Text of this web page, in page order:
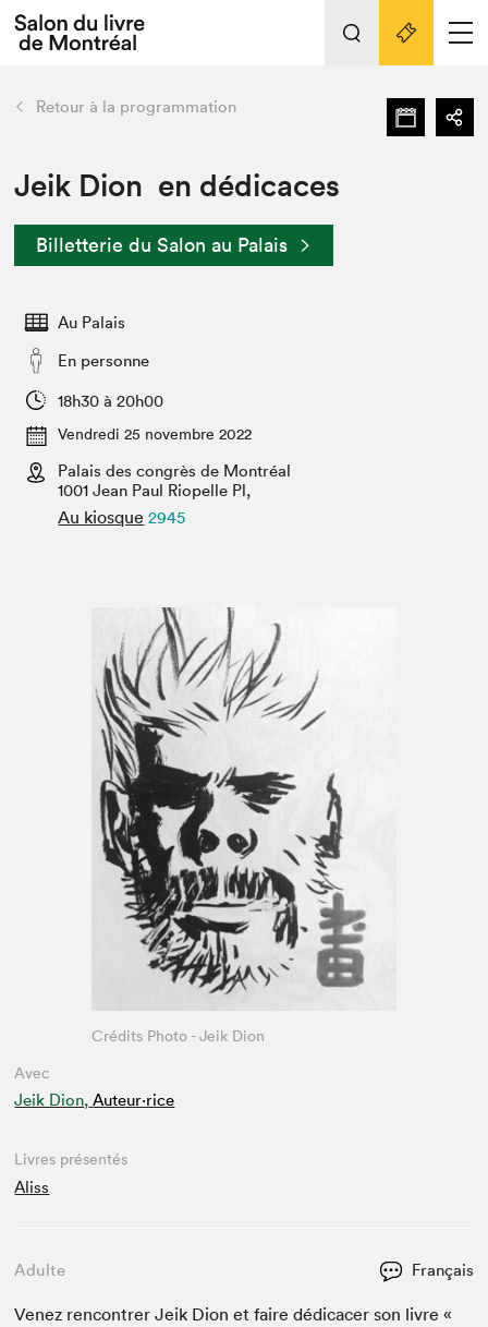
Espace exposant⋅e⋅s
Espace enseignant·e·s
Espace médias
L'événement
Préparer sa visite au Salon
Actualités
SLM PRO
retour Nos activités
Préparer sa visite
Salon dans la ville et en ligne
Projets partenaires
Liens pratiques
Retour à la programmation
Jeik Dion en dédicaces
Billetterie du Salon au Palais
Au Palais
En personne
18h30 à 20h00
Vendredi 25 novembre 2022
Palais des congrès de Montréal
1001 Jean Paul Riopelle Pl,
Au kiosque 2945
Avec
Jeik Dion, Auteur·rice
Crédits Photo - Jeik Dion
Livres présentés
Aliss
Adulte Français
Venez ren­con­tr­er Jeik Dion et faire dédi­cac­er son livre «